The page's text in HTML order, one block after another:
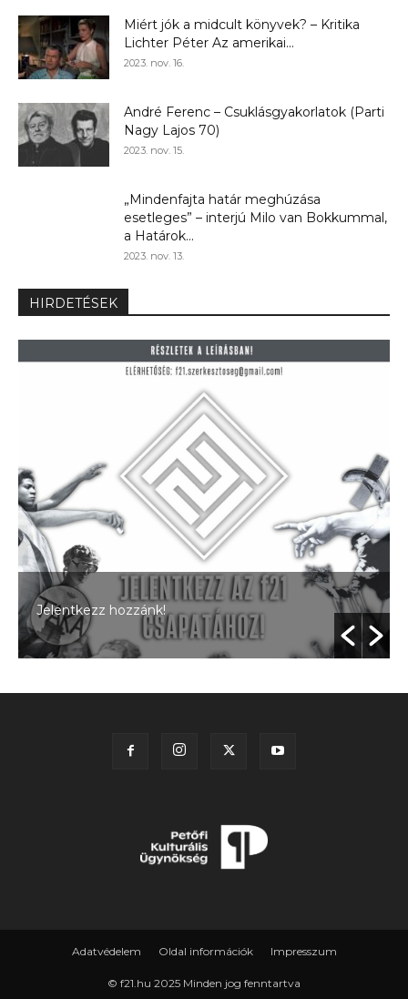
Miért jók a midcult könyvek? – Kritika
Lichter Péter Az amerikai...
2023. nov. 16.
André Ferenc – Csuklásgyakorlatok (Parti
Nagy Lajos 70)
2023. nov. 15.
„Mindenfajta határ meghúzása
esetleges” – interjú Milo van Bokkummal,
a Határok...
2023. nov. 13.
HIRDETÉSEK
Jelentkezz hozzánk!
Adatvédelem Oldal információk Impresszum
© f21.hu 2025 Minden jog fenntartva